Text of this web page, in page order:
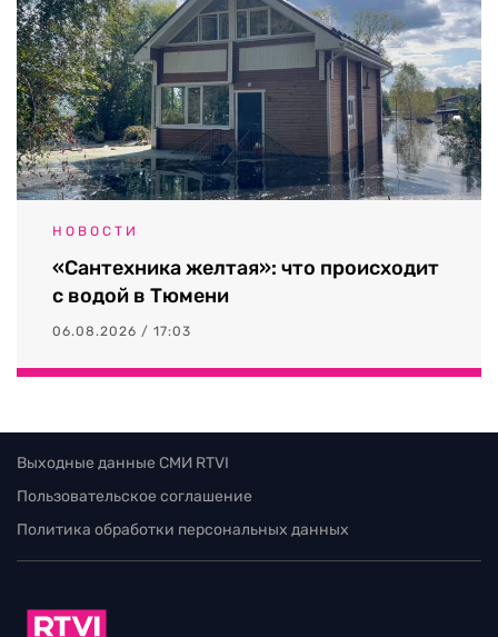
НОВОСТИ
«Сантехника желтая»: что происходит
с водой в Тюмени
06.08.2026 / 17:03
Выходные данные СМИ RTVI
Пользовательское соглашение
Политика обработки персональных данных